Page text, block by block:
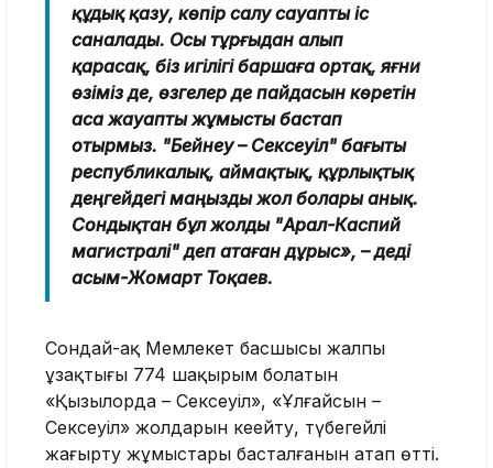
құдық қазу, көпір салу сауапты іс
саналады. Осы тұрғыдан алып
қарасақ, біз игілігі баршаға ортақ, яғни
өзіміз де, өзгелер де пайдасын көретін
аса жауапты жұмысты бастап
отырмыз. "Бейнеу – Сексеуіл" бағыты
республикалық, аймақтық, құрлықтық
деңгейдегі маңызды жол болары анық.
Сондықтан бұл жолды "Арал-Каспий
магистралі" деп атаған дұрыс», – деді
Қасым-Жомарт Тоқаев.
Сондай-ақ Мемлекет басшысы жалпы
ұзақтығы 774 шақырым болатын
«Қызылорда – Сексеуіл», «Ұлғайсын –
Сексеуіл» жолдарын кеңейту, түбегейлі
жаңғырту жұмыстары басталғанын атап өтті.